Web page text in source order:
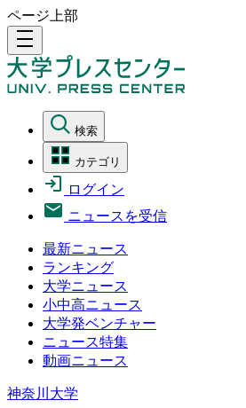
ページ上部
density_medium
検索
カテゴリ
ログイン
ニュースを受信
最新ニュース
ランキング
大学ニュース
小中高ニュース
大学発ベンチャー
ニュース特集
動画ニュース
神奈川大学